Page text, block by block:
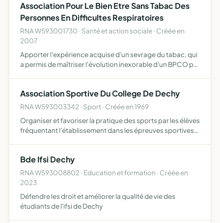
cabine…
Association Pour Le Bien Etre Sans Tabac Des
Personnes En Difficultes Respiratoires
RNA W593001730 · Santé et action sociale · Créée en
2007
Apporter l'expérience acquise d'un sevrage du tabac, qui
a permis de maîtriser l'évolution inexorable d'un BPCO par
Association Sportive Du College De Dechy
RNA W593003342 · Sport · Créée en 1969
Organiser et favoriser la pratique des sports par les élèves
fréquentant l'établissement dans les épreuves sportives
Bde Ifsi Dechy
RNA W593008802 · Education et formation · Créée en
2023
Défendre les droit et améliorer la qualité de vie des
étudiants de l'ifsi de Dechy